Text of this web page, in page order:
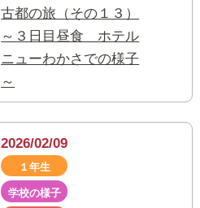
古都の旅（その１３）
～３日目昼食 ホテル
ニューわかさでの様子
～
2026/02/09
１年生
学校の様子